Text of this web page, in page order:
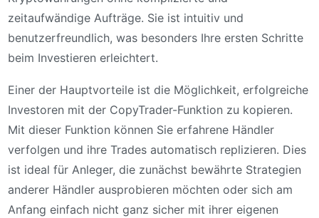
zeitaufwändige Aufträge. Sie ist intuitiv und
benutzerfreundlich, was besonders Ihre ersten Schritte
beim Investieren erleichtert.
Einer der Hauptvorteile ist die Möglichkeit, erfolgreiche
Investoren mit der CopyTrader-Funktion zu kopieren.
Mit dieser Funktion können Sie erfahrene Händler
verfolgen und ihre Trades automatisch replizieren. Dies
ist ideal für Anleger, die zunächst bewährte Strategien
anderer Händler ausprobieren möchten oder sich am
Anfang einfach nicht ganz sicher mit ihrer eigenen